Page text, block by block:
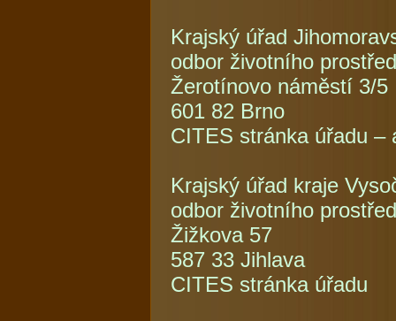
Krajský úřad
odbor životního
Žerotínovo náměstí 3/5
601 82 Brno
CITES stránka úřadu –
Krajský úřad kraje
odbor životního
Žižkova 57
587 33 Jihlava
CITES stránka úřadu